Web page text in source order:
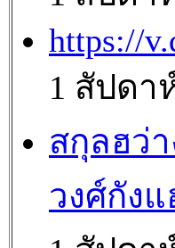
https://
1 สัปดา
สกุลฮว่
วงศ์กังแ